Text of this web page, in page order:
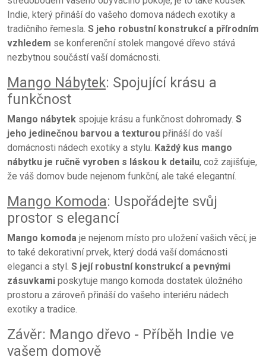
Indie, který přináší do vašeho domova nádech exotiky a
tradičního řemesla. S jeho robustní konstrukcí a přírodním
vzhledem se konferenční stolek mangové dřevo stává
nezbytnou součástí vaší domácnosti.
Mango Nábytek: Spojující krásu a
funkčnost
Mango nábytek spojuje krásu a funkčnost dohromady. S
jeho jedinečnou barvou a texturou přináší do vaší
domácnosti nádech exotiky a stylu. Každý kus mango
nábytku je ručně vyroben s láskou k detailu, což zajišťuje,
že váš domov bude nejenom funkční, ale také elegantní.
Mango Komoda: Uspořádejte svůj
prostor s elegancí
Mango komoda je nejenom místo pro uložení vašich věcí; je
to také dekorativní prvek, který dodá vaší domácnosti
eleganci a styl. S její robustní konstrukcí a pevnými
zásuvkami poskytuje mango komoda dostatek úložného
prostoru a zároveň přináší do vašeho interiéru nádech
exotiky a tradice.
Závěr: Mango dřevo - Příběh Indie ve
vašem domově